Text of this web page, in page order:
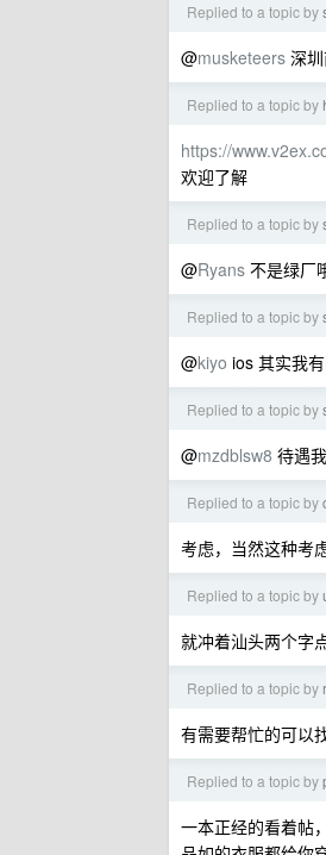
Replied to a topic by
@musketeers 深
Replied to a topic by
https://
欢迎了解
Replied to a topic by
@Ryans 不是绿厂
Replied to a topic by
@kiyo ios 其实我
Replied to a topic by
@mzdblsw8 待遇
Replied to a topic by
考虑，当然这种考
Replied to a topic by
就冲着汕头两个字
Replied to a topic by
有需要帮忙的可以
Replied to a topic by
一本正经的看着帖